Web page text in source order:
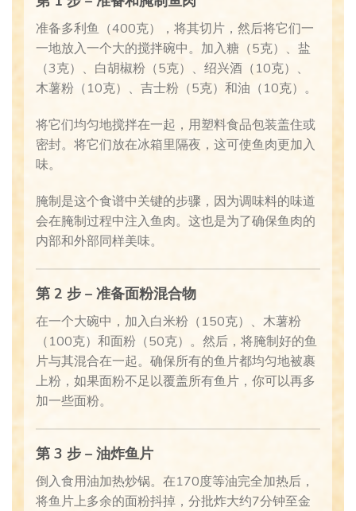
准备多利鱼（400克），将其切片，然后将它们一
一地放入一个大的搅拌碗中。加入糖（5克）、盐
（3克）、白胡椒粉（5克）、绍兴酒（10克）、
木薯粉（10克）、吉士粉（5克）和油（10克）。
将它们均匀地搅拌在一起，用塑料食品包装盖住或
密封。将它们放在冰箱里隔夜，这可使鱼肉更加入
味。
腌制是这个食谱中关键的步骤，因为调味料的味道
会在腌制过程中注入鱼肉。这也是为了确保鱼肉的
内部和外部同样美味。
第 2 步 – 准备面粉混合物
在一个大碗中，加入白米粉（150克）、木薯粉
（100克）和面粉（50克）。然后，将腌制好的鱼
片与其混合在一起。确保所有的鱼片都均匀地被裹
上粉，如果面粉不足以覆盖所有鱼片，你可以再多
加一些面粉。
第 3 步 – 油炸鱼片
倒入食用油加热炒锅。在170度等油完全加热后，
将鱼片上多余的面粉抖掉，分批炸大约7分钟至金